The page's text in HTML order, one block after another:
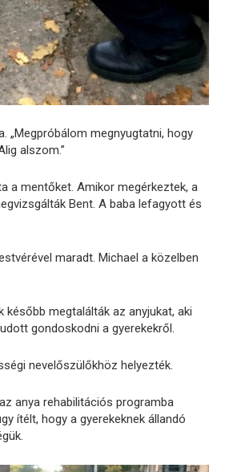
„Megpróbálom megnyugtatni, hogy
alszom.”
a mentőket. Amikor megérkeztek, a
Bent. A baba lefagyott és
maradt. Michael a közelben
megtalálták az anyjukat, aki
gondoskodni a gyerekekről.
nevelőszülőkhöz helyezték.
anya rehabilitációs programba
ítélt, hogy a gyerekeknek állandó